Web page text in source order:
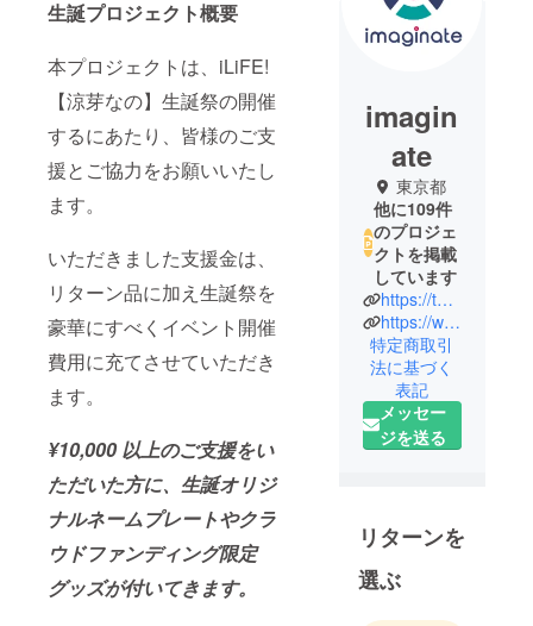
生誕プロジェクト概要
本プロジェクトは、iLiFE!
【涼芽なの】生誕祭の開催
するにあたり、皆様のご支
援とご協力をお願いいたし
ます。
いただきました支援金は、
リターン品に加え生誕祭を
豪華にすべくイベント開催
費用に充てさせていただき
ます。
¥10,000 以上のご支援をい
ただいた方に、生誕オリジ
ナルネームプレートやクラ
ウドファンディング限定
グッズが付いてきます。
imagin
ate
東京都
他に109件
のプロジェ
クトを掲載
しています
https://twitter.com/heroines_idol/
https://www.imaginate.jp/
特定商取引
法に基づく
表記
メッセー
ジを送る
リターンを
選ぶ